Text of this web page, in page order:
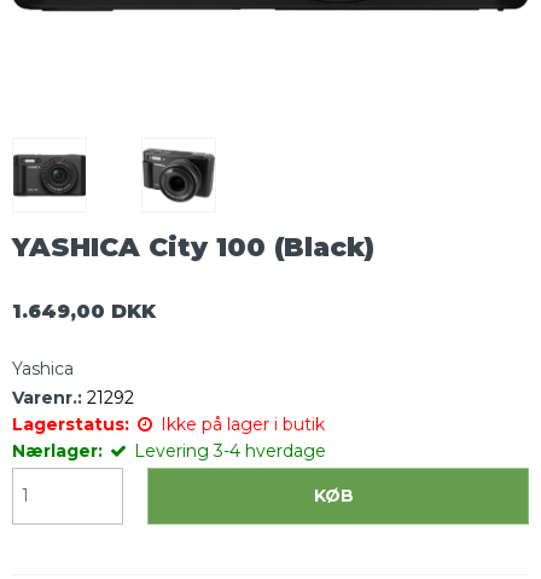
YASHICA City 100 (Black)
1.649,00 DKK
Yashica
Varenr.: 21292
Lagerstatus:
Ikke på lager i butik
Nærlager:
Levering 3-4 hverdage
KØB